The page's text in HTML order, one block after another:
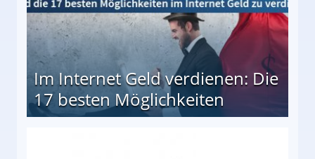
Im Internet Geld verdienen: Die
17 besten Möglichkeiten